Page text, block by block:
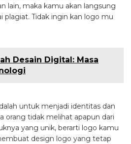
lain, maka kamu akan langsung
plagiat. Tidak ingin kan logo mu
Desain Digital: Masa
untuk menjadi identitas dan
orang tidak melihat apapun dari
yang unik, berarti logo kamu
design logo yang tetap